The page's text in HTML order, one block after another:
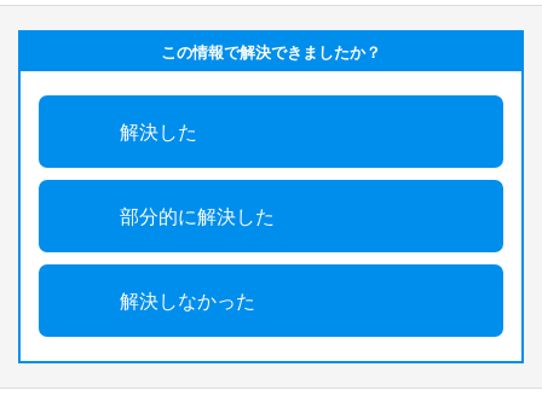
この情報で解決できましたか？
解決した
部分的に解決した
解決しなかった